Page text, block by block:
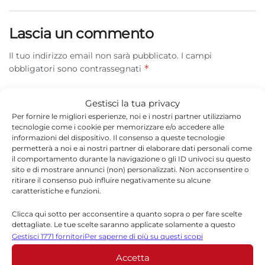
Gestisci la tua privacy
Per fornire le migliori esperienze, noi e i nostri partner utilizziamo
tecnologie come i cookie per memorizzare e/o accedere alle
informazioni del dispositivo. Il consenso a queste tecnologie
permetterà a noi e ai nostri partner di elaborare dati personali come
il comportamento durante la navigazione o gli ID univoci su questo
sito e di mostrare annunci (non) personalizzati. Non acconsentire o
ritirare il consenso può influire negativamente su alcune
caratteristiche e funzioni.
Clicca qui sotto per acconsentire a quanto sopra o per fare scelte
dettagliate. Le tue scelte saranno applicate solamente a questo
sito. È possibile modificare le impostazioni in qualsiasi momento,
compreso il ritiro del consenso, utilizzando i pulsanti della Cookie
Policy o cliccando sul pulsante di gestione del consenso nella parte
Gestisci 1771 fornitoriPer saperne di più su questi scopi
Accetta
Lascia un commento
Il tuo indirizzo email non sarà pubblicato. I campi
obbligatori sono contrassegnati *
Nome*